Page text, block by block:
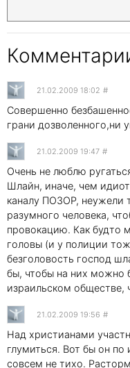
21.02.2009 18:02 #
Совершенно
грани дозволенного,ни
21.02.2009 19:47 #
Очень не люблю
Шлайн, иначе, чем
каналу ПОЗОР, неужели
разумного человека,
провокацию. Как будто
головы (и у полиции
безголовость господ
бы, чтобы на них можно
израильском обществе,
21.02.2009 19:56 #
Над христианами
глумиться. Вот бы он
совсем не тихо.